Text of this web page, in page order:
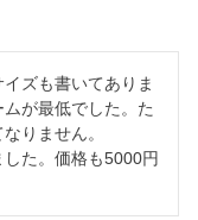
ズも書いてありま
が最低でした。た
りません。
た。価格も5000円